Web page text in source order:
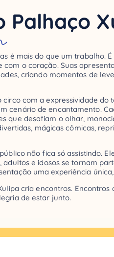
Palhaço
é mais do que um trabalho.
com o coração. Suas
criando momentos de
circo com a expressividade do
cenário de encantamento.
que desafiam o olhar,
mágicas cômicas,
não fica só assistindo.
adultos e idosos se tornam
uma experiência
cria encontros. Encontros
de estar junto.